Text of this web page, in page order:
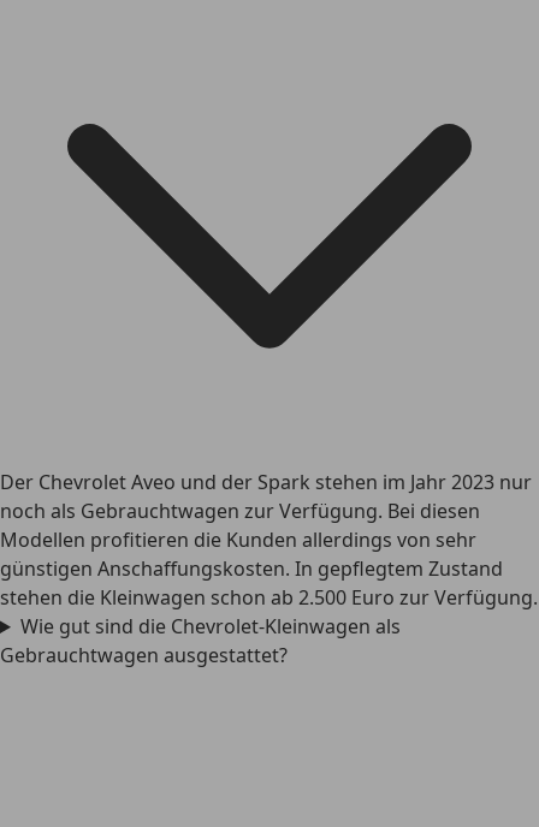
Der Chevrolet Aveo und der Spark stehen im Jahr 2023 nur
noch als Gebrauchtwagen zur Verfügung. Bei diesen
Modellen profitieren die Kunden allerdings von sehr
günstigen Anschaffungskosten. In gepflegtem Zustand
stehen die Kleinwagen schon ab 2.500 Euro zur Verfügung.
Wie gut sind die Chevrolet-Kleinwagen als
Gebrauchtwagen ausgestattet?